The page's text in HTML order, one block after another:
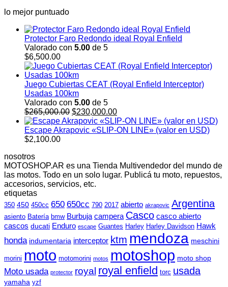
lo mejor puntuado
Protector Faro Redondo ideal Royal Enfield
Valorado con 5.00 de 5
$6,500.00
Juego Cubiertas CEAT (Royal Enfield Interceptor)
Usadas 100km
Valorado con 5.00 de 5
$265,000.00 El
precio
original
$230,000.00El
precio
actual
Escape Akrapovic «SLIP-ON LINE» (valor en USD)
$2,100.00
nosotros
MOTOSHOP.AR es una Tienda Multivendedor del mundo de
las motos. Todo en un solo lugar. Publicá tu moto, repuestos,
accesorios, servicios, etc.
etiquetas
350 450 450cc 650 650cc 790 2017 abierto akrapovic Argentina
asiento Batería bmw Burbuja campera Casco casco abierto
cascos ducati Enduro escape Guantes Harley Harley Davidson Hawk
honda indumentaria interceptor ktm mendoza meschini
morini moto motomorini motos motoshop moto shop
Moto usada protector royal royal enfield torc usada
yamaha yzf